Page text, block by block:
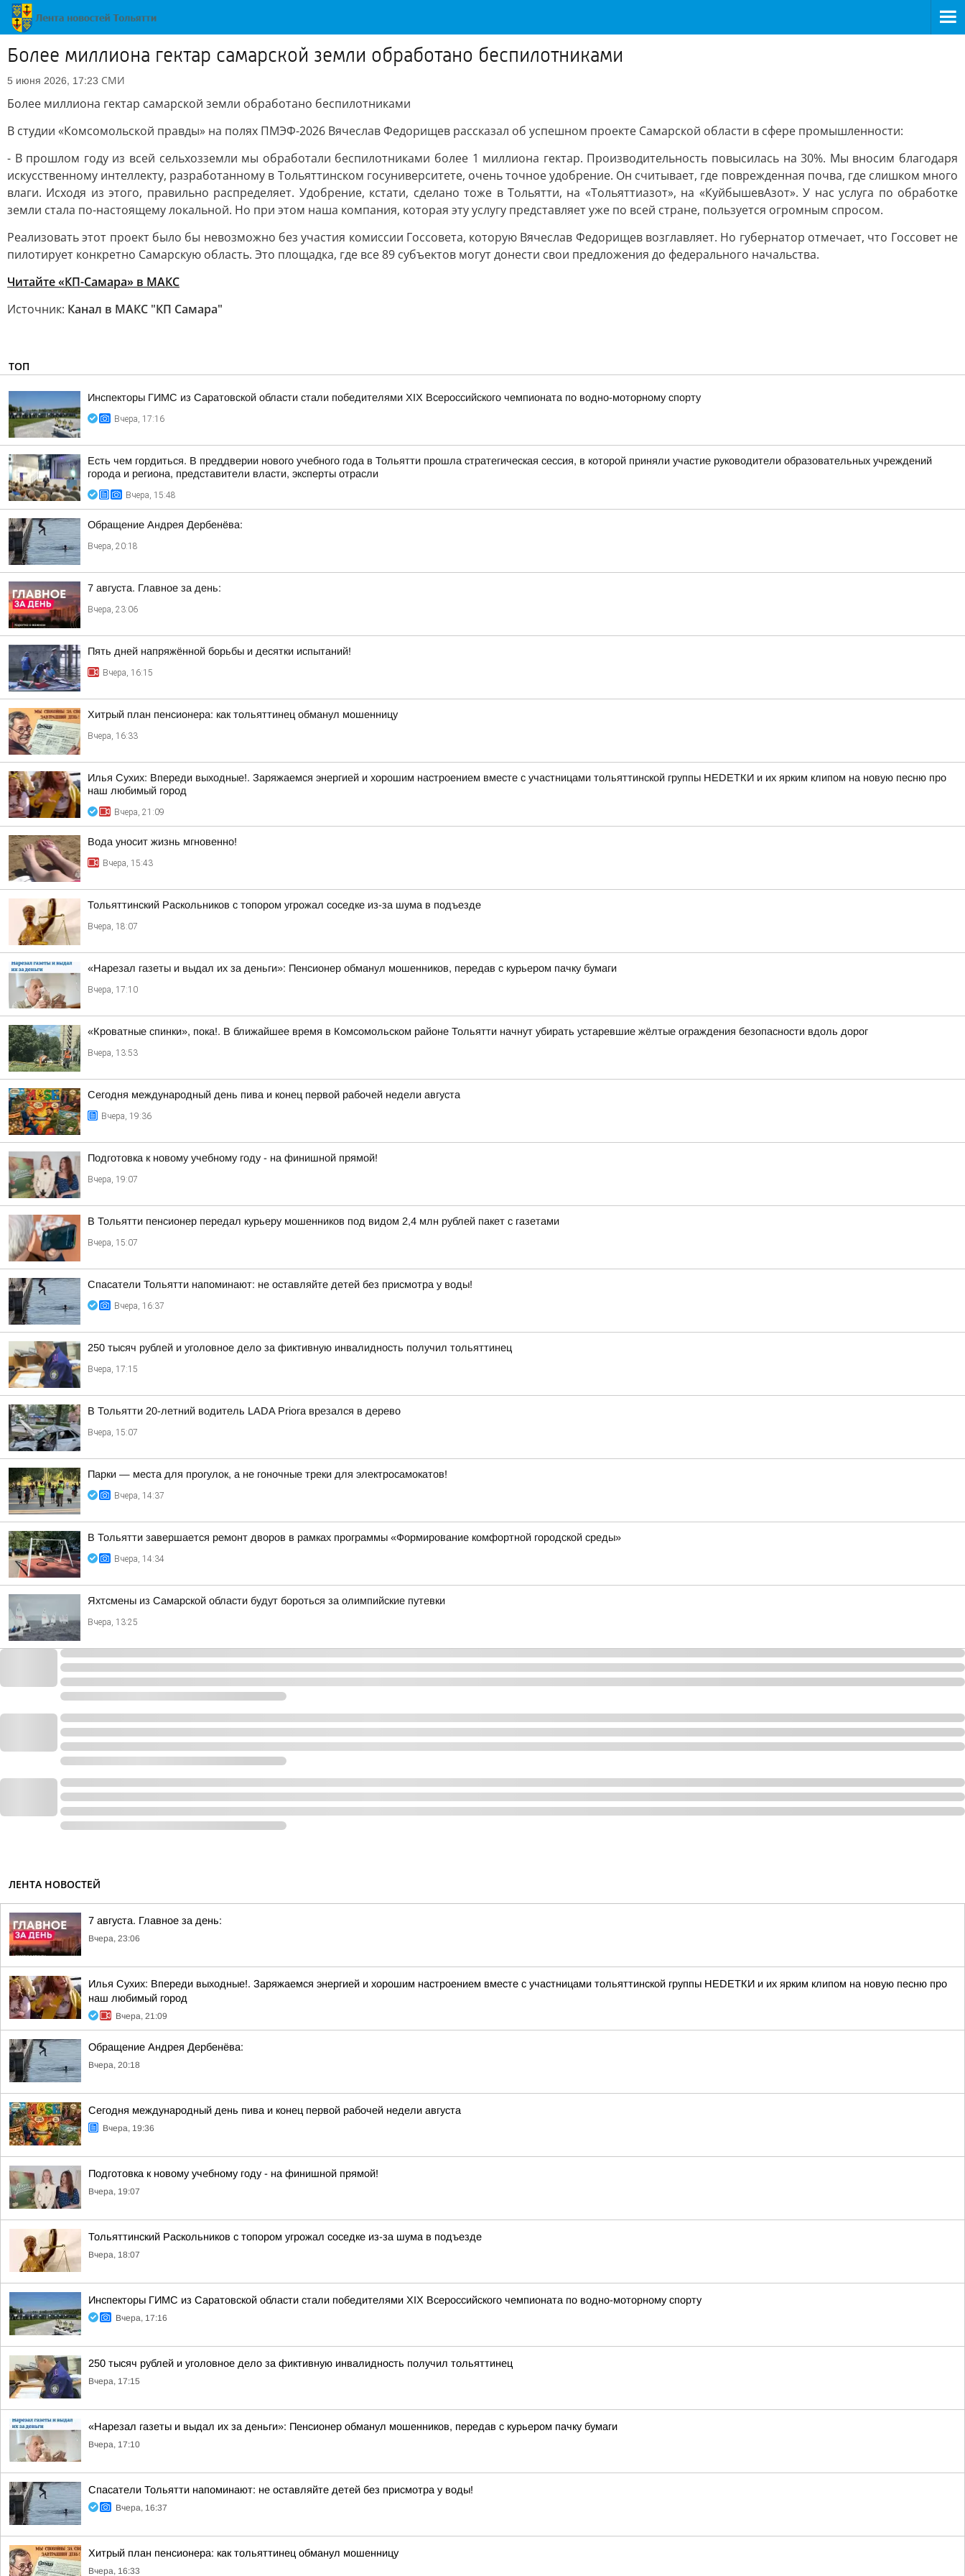
Более миллиона гектар самарской земли обработано беспилотниками
5 июня 2026, 17:23 СМИ
Более миллиона гектар самарской земли обработано беспилотниками
В студии «Комсомольской правды» на полях ПМЭФ-2026 Вячеслав Федорищев рассказал об успешном проекте Самарской области в сфере промышленности:
- В прошлом году из всей сельхозземли мы обработали беспилотниками более 1 миллиона гектар. Производительность повысилась на 30%. Мы вносим благодаря
искусственному интеллекту, разработанному в Тольяттинском госуниверситете, очень точное удобрение. Он считывает, где поврежденная почва, где слишком много
влаги. Исходя из этого, правильно распределяет. Удобрение, кстати, сделано тоже в Тольятти, на «Тольяттиазот», на «КуйбышевАзот». У нас услуга по обработке
земли стала по-настоящему локальной. Но при этом наша компания, которая эту услугу представляет уже по всей стране, пользуется огромным спросом.
Реализовать этот проект было бы невозможно без участия комиссии Госсовета, которую Вячеслав Федорищев возглавляет. Но губернатор отмечает, что Госсовет не
пилотирует конкретно Самарскую область. Это площадка, где все 89 субъектов могут донести свои предложения до федерального начальства.
Читайте «КП-Самара» в МАКС
Источник: Канал в МАКС "КП Самара"
ТОП
Инспекторы ГИМС из Саратовской области стали победителями XIX Всероссийского чемпионата по водно-моторному спорту
Вчера, 17:16
Есть чем гордиться. В преддверии нового учебного года в Тольятти прошла стратегическая сессия, в которой приняли участие руководители образовательных учреждений
города и региона, представители власти, эксперты отрасли
Вчера, 15:48
Обращение Андрея Дербенёва:
Вчера, 20:18
7 августа. Главное за день:
Вчера, 23:06
Пять дней напряжённой борьбы и десятки испытаний!
Вчера, 16:15
Хитрый план пенсионера: как тольяттинец обманул мошенницу
Вчера, 16:33
Илья Сухих: Впереди выходные!. Заряжаемся энергией и хорошим настроением вместе с участницами тольяттинской группы НЕDЕТКИ и их ярким клипом на новую песню про
наш любимый город
Вчера, 21:09
Вода уносит жизнь мгновенно!
Вчера, 15:43
Тольяттинский Раскольников с топором угрожал соседке из-за шума в подъезде
Вчера, 18:07
«Нарезал газеты и выдал их за деньги»: Пенсионер обманул мошенников, передав с курьером пачку бумаги
Вчера, 17:10
«Кроватные спинки», пока!. В ближайшее время в Комсомольском районе Тольятти начнут убирать устаревшие жёлтые ограждения безопасности вдоль дорог
Вчера, 13:53
Сегодня международный день пива и конец первой рабочей недели августа
Вчера, 19:36
Подготовка к новому учебному году - на финишной прямой!
Вчера, 19:07
В Тольятти пенсионер передал курьеру мошенников под видом 2,4 млн рублей пакет с газетами
Вчера, 15:07
Спасатели Тольятти напоминают: не оставляйте детей без присмотра у воды!
Вчера, 16:37
250 тысяч рублей и уголовное дело за фиктивную инвалидность получил тольяттинец
Вчера, 17:15
В Тольятти 20-летний водитель LADA Priora врезался в дерево
Вчера, 15:07
Парки — места для прогулок, а не гоночные треки для электросамокатов!
Вчера, 14:37
В Тольятти завершается ремонт дворов в рамках программы «Формирование комфортной городской среды»
Вчера, 14:34
Яхтсмены из Самарской области будут бороться за олимпийские путевки
Вчера, 13:25
ЛЕНТА НОВОСТЕЙ
7 августа. Главное за день:
Вчера, 23:06
Илья Сухих: Впереди выходные!. Заряжаемся энергией и хорошим настроением вместе с участницами тольяттинской группы НЕDЕТКИ и их ярким клипом на новую песню про
наш любимый город
Вчера, 21:09
Обращение Андрея Дербенёва:
Вчера, 20:18
Сегодня международный день пива и конец первой рабочей недели августа
Вчера, 19:36
Подготовка к новому учебному году - на финишной прямой!
Вчера, 19:07
Тольяттинский Раскольников с топором угрожал соседке из-за шума в подъезде
Вчера, 18:07
Инспекторы ГИМС из Саратовской области стали победителями XIX Всероссийского чемпионата по водно-моторному спорту
Вчера, 17:16
250 тысяч рублей и уголовное дело за фиктивную инвалидность получил тольяттинец
Вчера, 17:15
«Нарезал газеты и выдал их за деньги»: Пенсионер обманул мошенников, передав с курьером пачку бумаги
Вчера, 17:10
Спасатели Тольятти напоминают: не оставляйте детей без присмотра у воды!
Вчера, 16:37
Хитрый план пенсионера: как тольяттинец обманул мошенницу
Вчера, 16:33